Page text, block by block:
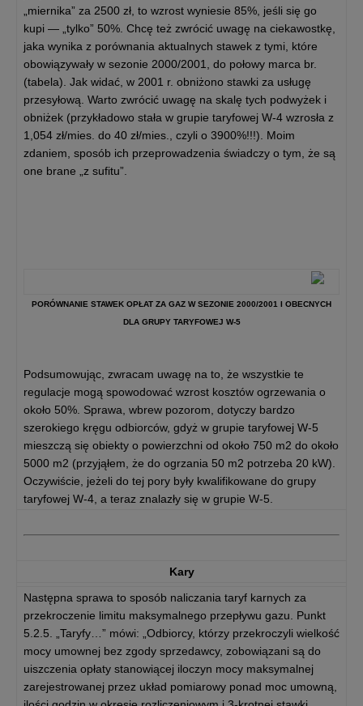
„miernika” za 2500 zł, to wzrost wyniesie 85%, jeśli się go
kupi — „tylko” 50%. Chcę też zwrócić uwagę na ciekawostkę,
jaka wynika z porównania aktualnych stawek z tymi, które
obowiązywały w sezonie 2000/2001, do połowy marca br.
(tabela). Jak widać, w 2001 r. obniżono stawki za usługę
przesyłową. Warto zwrócić uwagę na skalę tych podwyżek i
obniżek (przykładowo stała w grupie taryfowej W-4 wzrosła z
1,054 zł/mies. do 40 zł/mies., czyli o 3900%!!!). Moim
zdaniem, sposób ich przeprowadzenia świadczy o tym, że są
one brane „z sufitu”.
PORÓWNANIE STAWEK OPŁAT ZA GAZ W SEZONIE 2000/2001 I OBECNYCH
DLA GRUPY TARYFOWEJ W-5
Podsumowując, zwracam uwagę na to, że wszystkie te
regulacje mogą spowodować wzrost kosztów ogrzewania o
około 50%. Sprawa, wbrew pozorom, dotyczy bardzo
szerokiego kręgu odbiorców, gdyż w grupie taryfowej W-5
mieszczą się obiekty o powierzchni od około 750 m2 do około
5000 m2 (przyjąłem, że do ogrzania 50 m2 potrzeba 20 kW).
Oczywiście, jeżeli do tej pory były kwalifikowane do grupy
taryfowej W-4, a teraz znalazły się w grupie W-5.
Kary
Następna sprawa to sposób naliczania taryf karnych za
przekroczenie limitu maksymalnego przepływu gazu. Punkt
5.2.5. „Taryfy…” mówi: „Odbiorcy, którzy przekroczyli wielkość
mocy umownej bez zgody sprzedawcy, zobowiązani są do
uiszczenia opłaty stanowiącej iloczyn mocy maksymalnej
zarejestrowanej przez układ pomiarowy ponad moc umowną,